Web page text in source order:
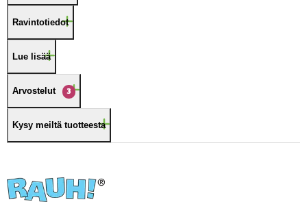
Ravintotiedot
Lue lisää
Arvostelut 3
Kysy meiltä tuotteesta